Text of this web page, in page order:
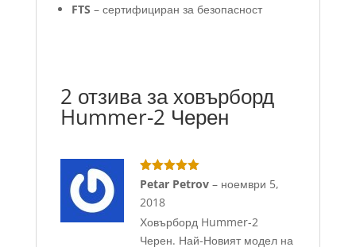
FTS – сертифициран за безопасност
2 отзива заховърборд
Hummer-2 Черен
Оценено с
5 от 5
Petar Petrov – ноември 5,
2018
Ховърборд Hummer-2
Черен. Най-Новият модел на